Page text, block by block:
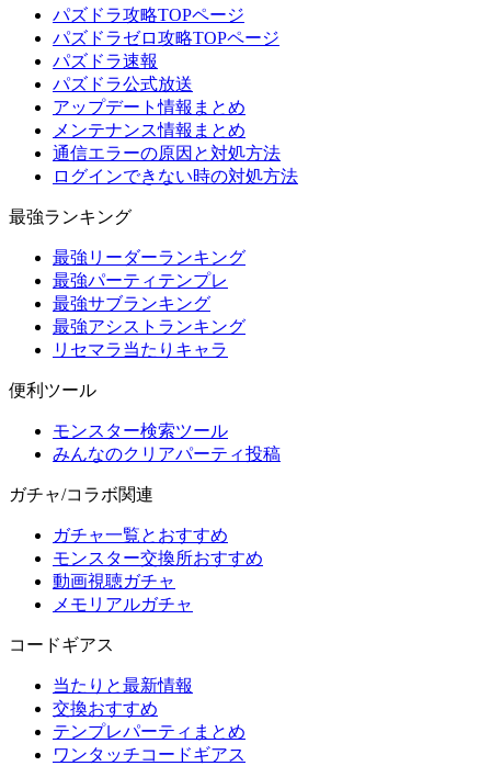
パズドラ攻略TOPページ
パズドラゼロ攻略TOPページ
パズドラ速報
パズドラ公式放送
アップデート情報まとめ
メンテナンス情報まとめ
通信エラーの原因と対処方法
ログインできない時の対処方法
最強ランキング
最強リーダーランキング
最強パーティテンプレ
最強サブランキング
最強アシストランキング
リセマラ当たりキャラ
便利ツール
モンスター検索ツール
みんなのクリアパーティ投稿
ガチャ/コラボ関連
ガチャ一覧とおすすめ
モンスター交換所おすすめ
動画視聴ガチャ
メモリアルガチャ
コードギアス
当たりと最新情報
交換おすすめ
テンプレパーティまとめ
ワンタッチコードギアス